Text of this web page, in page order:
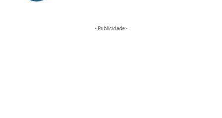
- Publicidade -